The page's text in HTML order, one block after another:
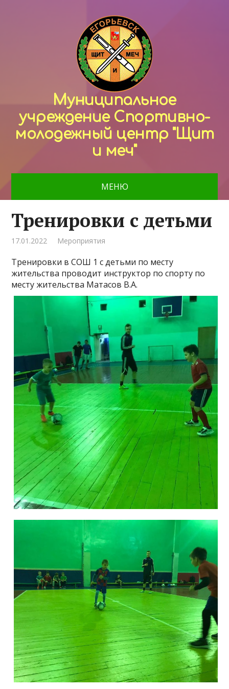
Муниципальное
учреждение Спортивно-
молодежный центр "Щит
и меч"
МЕНЮ
Тренировки с детьми
17.01.2022 Мероприятия
Тренировки в СОШ 1 с детьми по месту
жительства проводит инструктор по спорту по
месту жительства Матасов В.А.